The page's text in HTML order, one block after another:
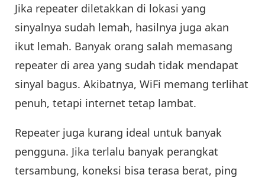
Jika repeater diletakkan di lokasi yang
sinyalnya sudah lemah, hasilnya juga akan
ikut lemah. Banyak orang salah memasang
repeater di area yang sudah tidak mendapat
sinyal bagus. Akibatnya, WiFi memang terlihat
penuh, tetapi internet tetap lambat.
Repeater juga kurang ideal untuk banyak
pengguna. Jika terlalu banyak perangkat
tersambung, koneksi bisa terasa berat, ping